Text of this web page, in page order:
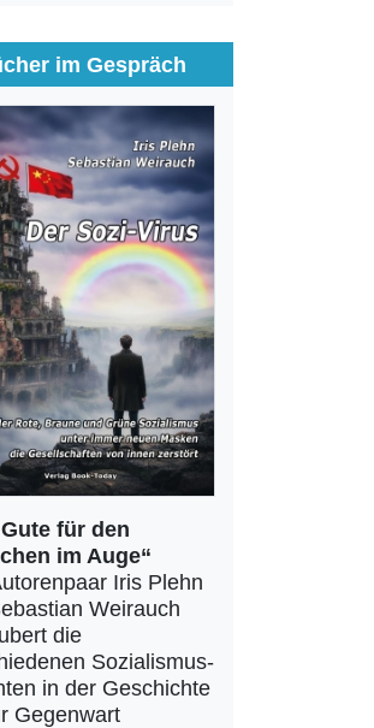
im Gespräch
für den
im Auge“
Iris Plehn
Weirauch
die
Sozialismus-
in der Geschichte
Gegenwart